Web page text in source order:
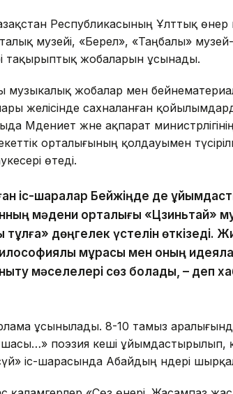
Республикасының Ұлттық өнер
музейі, «Берел», «Таңбалы»
тақырыптық жобаларын ұсынады.
музыкалық жобалар мен
желісінде сахналанған
Мәдениет және ақпарат
орталығының қолдауымен
өтеді.
іс-шаралар Бейжіңде де
мәдени орталығы «Цзиньтай»
тұлға» дөңгелек үстелін өткізеді.
мұрасы мен оның
мәселелері сөз болады, – деп
ұсынылады. 8-10 тамыз
поэзия кеші ұйымдастырылып,
іс-шарасында Абайдың әндері